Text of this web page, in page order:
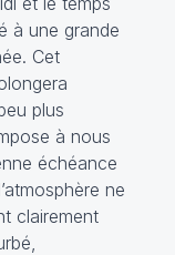
à une grande
Cet
plus
à nous
échéance
ne
clairement